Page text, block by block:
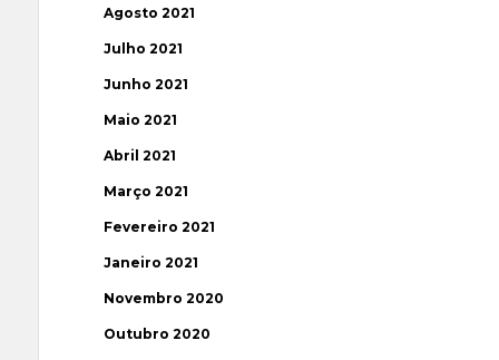
Agosto 2021
Julho 2021
Junho 2021
Maio 2021
Abril 2021
Março 2021
Fevereiro 2021
Janeiro 2021
Novembro 2020
Outubro 2020